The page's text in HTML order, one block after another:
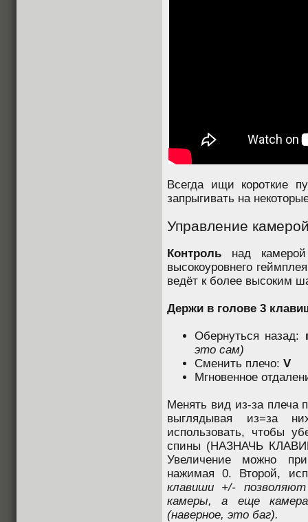
Всегда ищи короткие
запрыгивать на
Управление
Контроль над
высокоуровнего
ведёт к более высоким
Держи в голове 3
Обернуться назад:
это сам)
Сменить плечо: V
Мгновенное
Менять вид из-за плеча
выглядывая из=за
использовать, чтобы
спины (НАЗНАЧЬ
Увеличение можно
нажимая 0. Второй,
клавиши +/-
камеры, а еще
(наверное, это баг).